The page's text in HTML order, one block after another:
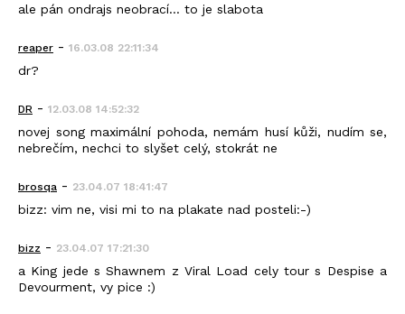
ale pán ondrajs neobrací... to je slabota
reaper - 16.03.08 22:11:34
dr?
DR - 12.03.08 14:52:32
novej song maximální pohoda, nemám husí kůži, nudím se,
nebrečím, nechci to slyšet celý, stokrát ne
brosqa - 23.04.07 18:41:47
bizz: vim ne, visi mi to na plakate nad posteli:-)
bizz - 23.04.07 17:21:30
a King jede s Shawnem z Viral Load cely tour s Despise a
Devourment, vy pice :)